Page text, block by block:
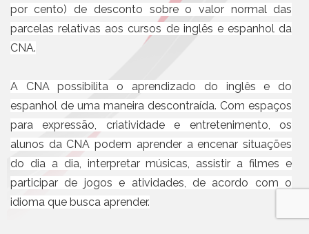
por cento) de desconto sobre o valor normal das
parcelas relativas aos cursos de inglês e espanhol da
CNA.
A CNA possibilita o aprendizado do inglês e do
espanhol de uma maneira descontraída. Com espaços
para expressão, criatividade e entretenimento, os
alunos da CNA podem aprender a encenar situações
do dia a dia, interpretar músicas, assistir a filmes e
participar de jogos e atividades, de acordo com o
idioma que busca aprender.